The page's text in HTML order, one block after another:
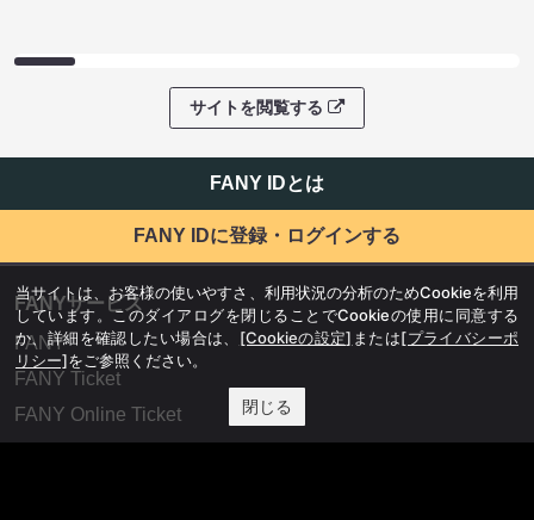
サイトを閲覧する
FANY IDとは
FANY IDに登録・ログインする
FANYサービス
FANY
FANY Ticket
FANY Online Ticket
当サイトは、お客様の使いやすさ、利用状況の分析のためCookieを利用
しています。このダイアログを閉じることでCookieの使用に同意する
か、詳細を確認したい場合は、 [Cookieの設定] または[プライバシーポ
リシー]をご参照ください。
閉じる